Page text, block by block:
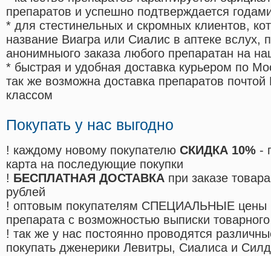
препаратов и успешно подтверждается
* для стестинельных и скромных клиентов,
название Виагра или Сиалис в аптеке вслух,
анонимныого заказа любого препаратан на
* быстрая и удобная доставка курьером по
так же возможна доставка препаратов
классом
Покупать у нас выгодно
! каждому новому покупателю СКИДКА 10% -
карта на последующие покупки
! БЕСПЛАТНАЯ ДОСТАВКА при заказе
рублей
! оптовым покупателям СПЕЦИАЛЬНЫЕ цены
препарата с возможностью выписки
! так же у нас постоянно проводятся
покупать дженерики Левитры, Сиалиса и